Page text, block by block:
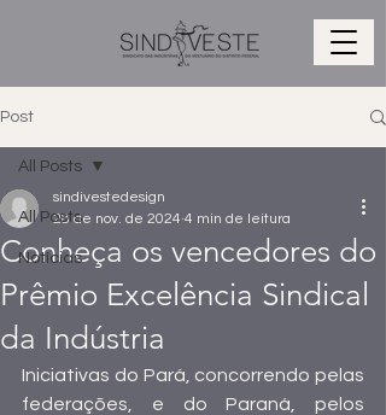
Post
All Posts
Notícias
All Posts
Conheça os vencedores do
Prêmio Excelência Sindical
da Indústria
sindivestedesign
28 de nov. de 2024 4 min de leitura
Iniciativas do Pará, concorrendo pelas
federações, e do Paraná, pelos